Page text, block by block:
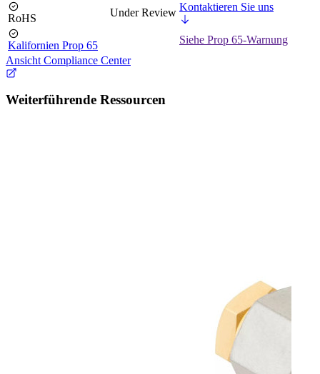
RoHS Under Review Kontaktieren Sie uns
Kalifornien Prop 65
Siehe Prop 65-Warnung
Ansicht Compliance Center
Weiterführende Ressourcen